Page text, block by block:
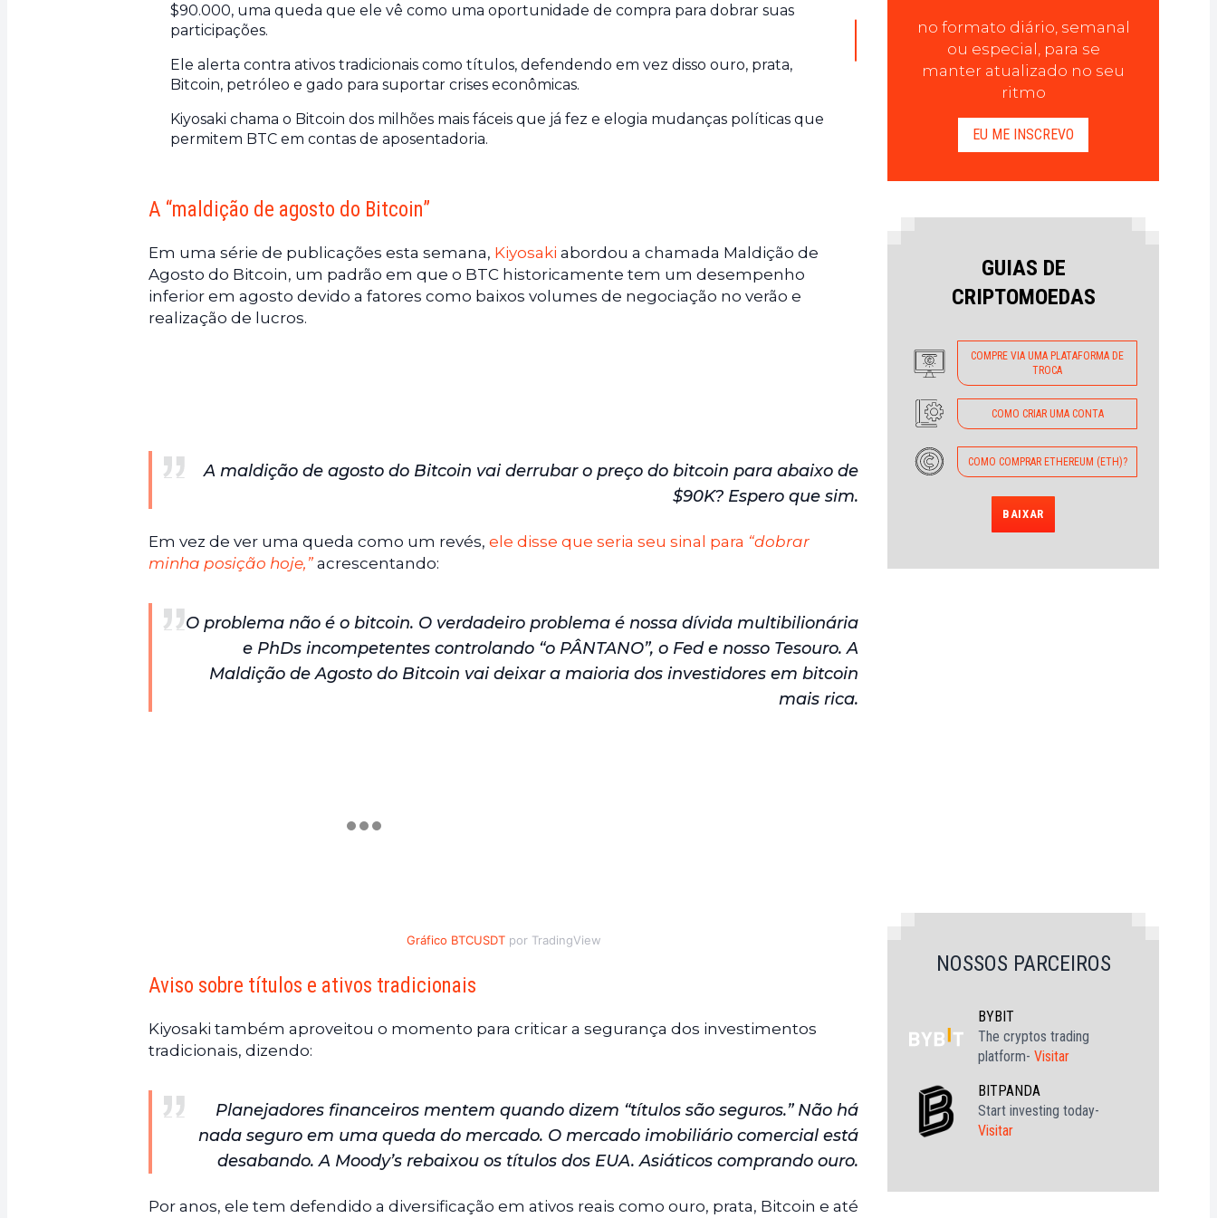
$90.000, uma queda que ele vê como uma oportunidade de compra para dobrar suas
participações.
Ele alerta contra ativos tradicionais como títulos, defendendo em vez disso ouro, prata,
Bitcoin, petróleo e gado para suportar crises econômicas.
Kiyosaki chama o Bitcoin dos milhões mais fáceis que já fez e elogia mudanças políticas que
permitem BTC em contas de aposentadoria.
A “maldição de agosto do Bitcoin”
Em uma série de publicações esta semana, Kiyosaki abordou a chamada Maldição de
Agosto do Bitcoin, um padrão em que o BTC historicamente tem um desempenho
inferior em agosto devido a fatores como baixos volumes de negociação no verão e
realização de lucros.
A maldição de agosto do Bitcoin vai derrubar o preço do bitcoin para abaixo de
$90K? Espero que sim.
Em vez de ver uma queda como um revés, ele disse que seria seu sinal para “dobrar
minha posição hoje,” acrescentando:
O problema não é o bitcoin. O verdadeiro problema é nossa dívida multibilionária
e PhDs incompetentes controlando “o PÂNTANO”, o Fed e nosso Tesouro. A
Maldição de Agosto do Bitcoin vai deixar a maioria dos investidores em bitcoin
mais rica.
Gráfico BTCUSDTpor TradingView
Aviso sobre títulos e ativos tradicionais
Kiyosaki também aproveitou o momento para criticar a segurança dos investimentos
tradicionais, dizendo:
Planejadores financeiros mentem quando dizem “títulos são seguros.” Não há
nada seguro em uma queda do mercado. O mercado imobiliário comercial está
desabando. A Moody’s rebaixou os títulos dos EUA. Asiáticos comprando ouro.
Por anos, ele tem defendido a diversificação em ativos reais como ouro, prata, Bitcoin e até
no formato diário, semanal
ou especial, para se
manter atualizado no seu
ritmo
EU ME INSCREVO
GUIAS DE
CRIPTOMOEDAS
COMPRE VIA UMA PLATAFORMA DE
TROCA
COMO CRIAR UMA CONTA
COMO COMPRAR ETHEREUM (ETH)?
BAIXAR
NOSSOS PARCEIROS
BYBIT
The cryptos trading
platform- Visitar
BITPANDA
Start investing today-
Visitar